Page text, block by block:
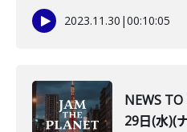
2023.11.30 |00:10:05
NEWS
29日(水)(